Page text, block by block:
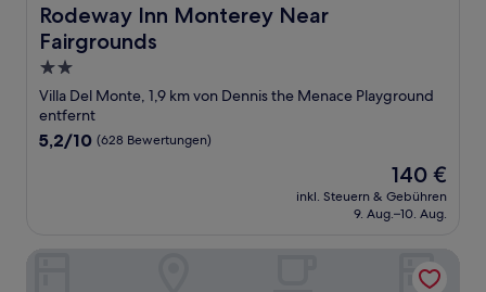
Rodeway Inn Monterey Near
Fairgrounds
Rodeway Inn Monterey Near Fairgrounds
2.0-
Sterne-
Unterkunft
Villa Del Monte, 1,9 km von Dennis the Menace Playground
entfernt
5.2
5,2/10 (628 Bewertungen)
Der
Preis
beträgt
140 €
inkl. Steuern & Gebühren
9. Aug.–10. Aug.